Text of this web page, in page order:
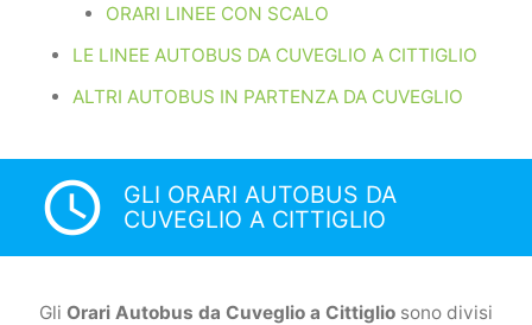
ORARI LINEE CON SCALO
LE LINEE AUTOBUS DA CUVEGLIO A CITTIGLIO
ALTRI AUTOBUS IN PARTENZA DA CUVEGLIO
access_time
GLI ORARI AUTOBUS DA
CUVEGLIO A CITTIGLIO
Gli Orari Autobus da Cuveglio a Cittigliosono divisi